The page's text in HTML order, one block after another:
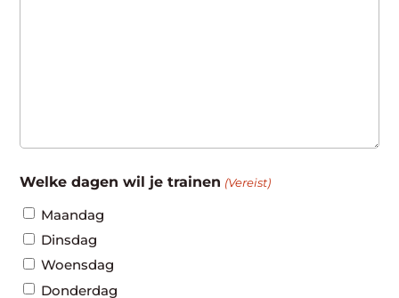
Welke dagen wil je trainen (Vereist)
Maandag
Dinsdag
Woensdag
Donderdag